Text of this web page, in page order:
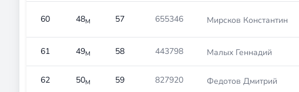
60 48М 57 655346 Мирсков Константин
61 49М 58 443798 Малых Геннадий
62 50М 59 827920 Федотов Дмитрий